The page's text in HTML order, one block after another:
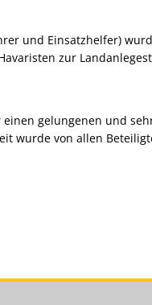
und Einsatzhelfer)
zur
gelungenen und
wurde von allen